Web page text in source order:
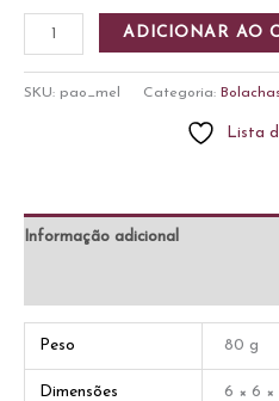
Pão
de
Mel
quantidade
ADICIONAR AO
SKU: pao_mel Categoria:
Lista
Informação adicional
Peso 80 g
Dimensões 6 × 6 ×